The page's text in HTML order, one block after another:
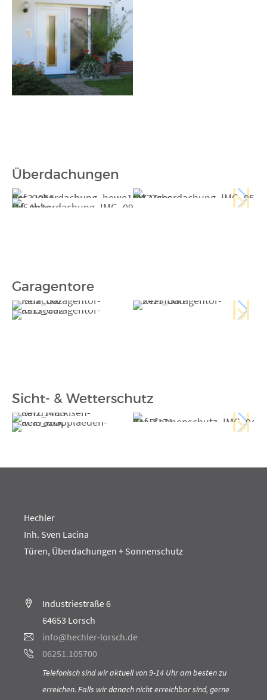
Überdachungen
Garagentore
Sicht- & Wetterschutz
Hechler
Inh. Sven Lacina
Türen, Überdachungen + Sonnenschutz
Industriestraße 6
64653 Lorsch
info@hechler-lorsch.de
06251.105700
Telefonisch sind wir aktuell von 9-14 Uhr am besten zu
erreichen. Falls wir danach nicht erreichbar sind, gerne